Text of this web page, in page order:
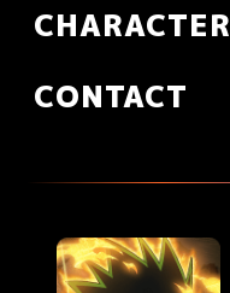
CHARACTER
CONTACT